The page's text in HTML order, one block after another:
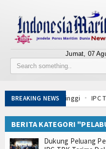
Tentang Kami
Berita
Bisnis
BUMN
Jumat, 07
BREAKING NEWS
Perguruan Tinggi
IPC TPK-
K3 Menyentuh Esensi
TPK Operasikan Alat Pemindai
Produksi dan Tata Kelola
BERITA KATEGORI
Dukung Peluang